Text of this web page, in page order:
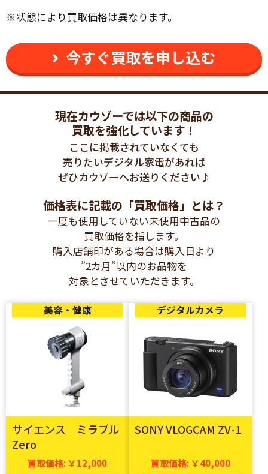
状態により買取価格は異なります。
今すぐ買取を申し込む
現在カウゾーでは以下の商品の
買取を強化しています！
ここに掲載されていなくても
売りたいデジタル家電があれば
ぜひカウゾーへお送りください♪
価格表に記載の「買取価格」とは？
一度も使用していない未使用中古品の
買取価格を指します。
購入店舗印がある場合は購入日より
”2カ月”以内のお品物を
対象とさせていただきます。
美容・健康
サイエンス ミラブル
Zero
買取価格: ￥12,000
デジタルカメラ
SONY VLOGCAM ZV-1
買取価格: ￥40,000